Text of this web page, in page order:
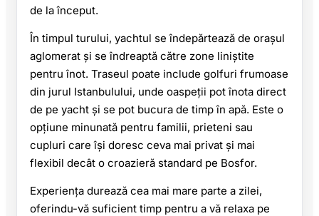
de la început.
În timpul turului, yachtul se îndepărtează de orașul
aglomerat și se îndreaptă către zone liniștite
pentru înot. Traseul poate include golfuri frumoase
din jurul Istanbulului, unde oaspeții pot înota direct
de pe yacht și se pot bucura de timp în apă. Este o
opțiune minunată pentru familii, prieteni sau
cupluri care își doresc ceva mai privat și mai
flexibil decât o croazieră standard pe Bosfor.
Experiența durează cea mai mare parte a zilei,
oferindu-vă suficient timp pentru a vă relaxa pe